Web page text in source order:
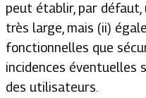
peut établir, par défaut,
très large, mais (ii)
fonctionnelles que
incidences éventuelles
des utilisateurs.